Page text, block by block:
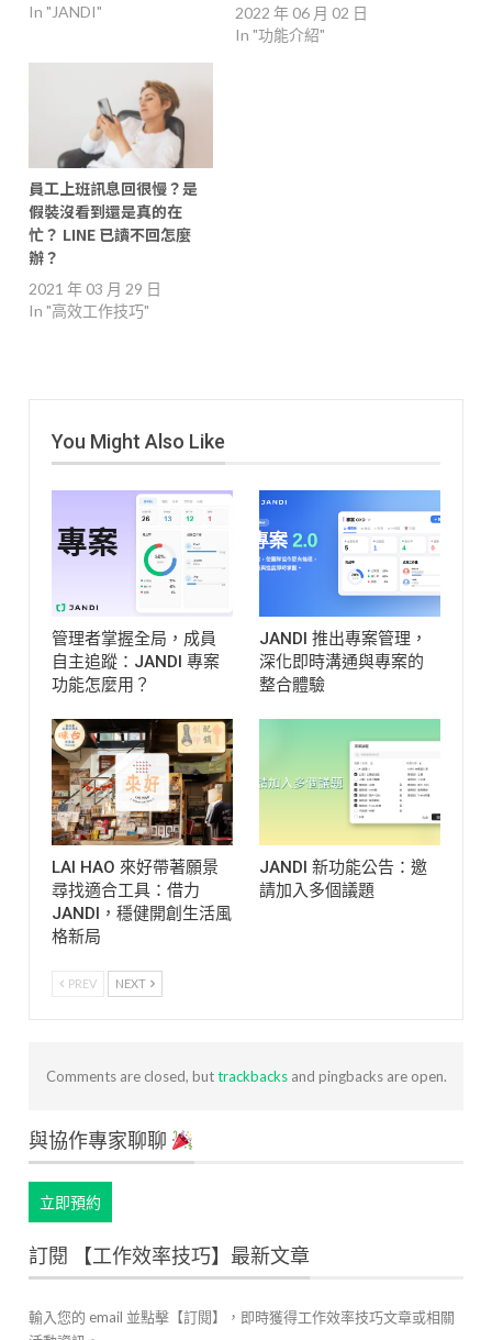
In "JANDI"
2022 年 06 月 02 日
In "功能介紹"
員工上班訊息回很慢？是
假裝沒看到還是真的在
忙？ LINE 已讀不回怎麼
辦？
2021 年 03 月 29 日
In "高效工作技巧"
You Might Also Like
管理者掌握全局，成員
自主追蹤：JANDI 專案
功能怎麼用？
JANDI 推出專案管理，
深化即時溝通與專案的
整合體驗
LAI HAO 來好帶著願景
尋找適合工具：借力
JANDI，穩健開創生活風
格新局
JANDI 新功能公告：邀
請加入多個議題
PREV NEXT
Comments are closed, buttrackbacksand pingbacks are open.
與協作專家聊聊
立即預約
訂閱 【工作效率技巧】最新文章
輸入您的 email 並點擊【訂閱】，即時獲得工作效率技巧文章或相關